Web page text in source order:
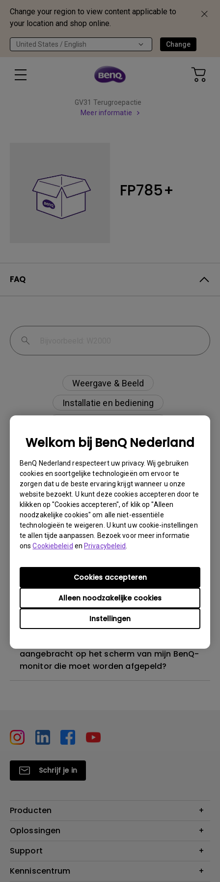
Change your region to view content applicable to
your location and shop online.
United States / English Change
Welkom bij BenQ Nederland
BenQ Nederland respecteert uw privacy. Wij gebruiken
cookies en soortgelijke technologieën om ervoor te
zorgen dat u de beste ervaring krijgt wanneer u onze
website bezoekt. U kunt deze cookies accepteren door te
klikken op "Cookies accepteren", of klik op "Alleen
noodzakelijke cookies" om alle niet-essentiële
technologieën te weigeren. U kunt uw cookie-instellingen
te allen tijde aanpassen. Bezoek voor meer informatie
onsCookiebeleid en Privacybeleid
Instellingen
Alleen noodzakelijke cookies
Cookies accepteren
GV31 Terugroepactie
Meer informatie
FP785+
FAQ
Weergave & Beeld
Installatie en bediening
Wat is backlight bleeding of backlight
leakage?
Wat is image sticking, hoe is dit te
vermijden en hoe kan ik het weg krijgen?
Wat is het maximale detectiebereik van de
ECO-sensor? Waarom werkt de ECO-sensor
op mijn monitor niet zoals bedoeld?
aangebracht op het scherm van mijn BenQ-
monitor die moet worden afgepeld?
Schrijf je in
Producten
Projectoren
Verlichting
Speakers
Oplossingen
Education
Support
Contact
Kenniscentrum